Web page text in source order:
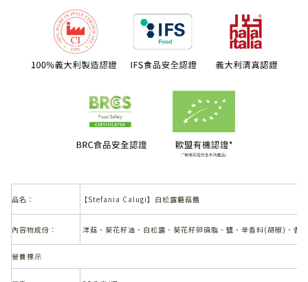
品名： 【Stefania Calugi】白松露蘑菇醬
內容物成份： 洋菇、葵花籽油、白松露、葵花籽卵磷脂、鹽、辛香料(胡椒)、香
營養標示